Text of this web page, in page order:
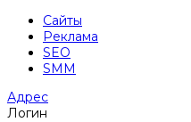
Сайты
Реклама
SEO
SMM
Адрес
Логин